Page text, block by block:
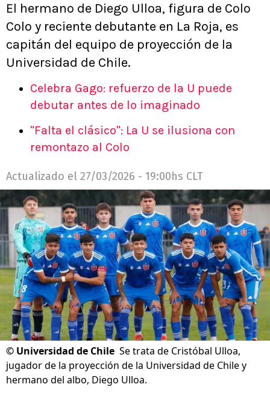
El hermano de Diego Ulloa, figura de Colo
Colo y reciente debutante en La Roja, es
capitán del equipo de proyección de la
Universidad de Chile.
Celebra Gago: refuerzo de la U puede
debutar antes de lo imaginado
"Falta el clásico": La U se ilusiona con
remontazo al Colo
Actualizado el 27/03/2026 - 19:00hs CLT
© Universidad de Chile Se trata de Cristóbal Ulloa,
jugador de la proyección de la Universidad de Chile y
hermano del albo, Diego Ulloa.